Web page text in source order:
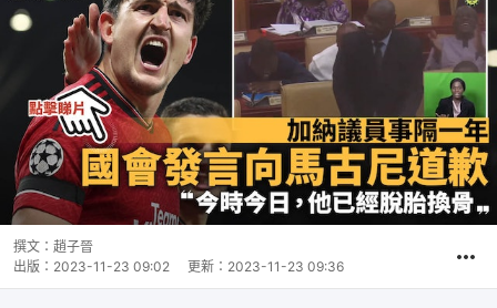
撰文： 趙子晉
出版： 2023-11-23 09:02 更新： 2023-11-23 09:36